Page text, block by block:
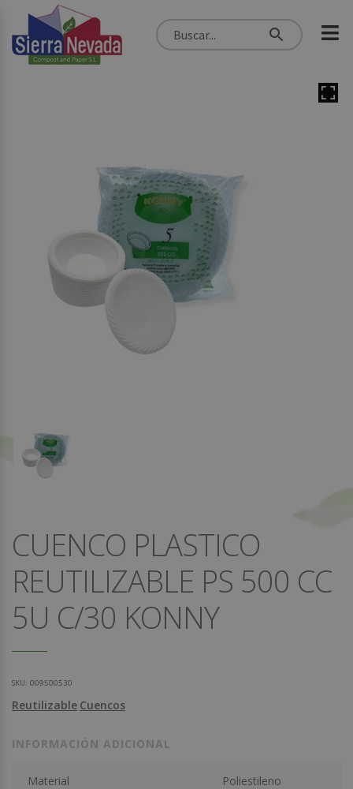
CUENCO PLASTICO
REUTILIZABLE PS 500 CC
5U C/30 KONNY
SKU: 009500530
Reutilizable Cuencos
INFORMACIÓN ADICIONAL
Material Poliestileno